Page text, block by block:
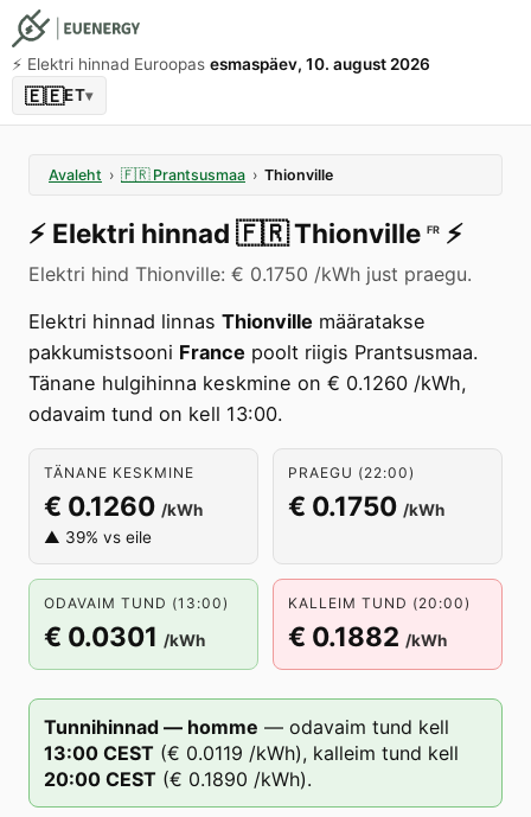
⚡️ Elektri hinnad Euroopas esmaspäev, 10. august 2026
🇪🇪ET▾
Avaleht › 🇫🇷 Prantsusmaa › Thionville
⚡️ Elektri hinnad 🇫🇷Thionville FR ⚡️
Elektri hind Thionville: € 0.1750 /kWh just praegu.
Elektri hinnad linnas Thionville määratakse
pakkumistsooni France poolt riigis Prantsusmaa.
Tänane hulgihinna keskmine on € 0.1260 /kWh,
odavaim tund on kell 13:00.
TÄNANE KESKMINE
€ 0.1260 /kWh
▲ 39% vs eile
PRAEGU (22:00)
€ 0.1750 /kWh
ODAVAIM TUND (13:00)
€ 0.0301 /kWh
KALLEIM TUND (20:00)
€ 0.1882 /kWh
Tunnihinnad — homme — odavaim tund kell
13:00 CEST (€ 0.0119 /kWh), kalleim tund kell
20:00 CEST (€ 0.1890 /kWh).